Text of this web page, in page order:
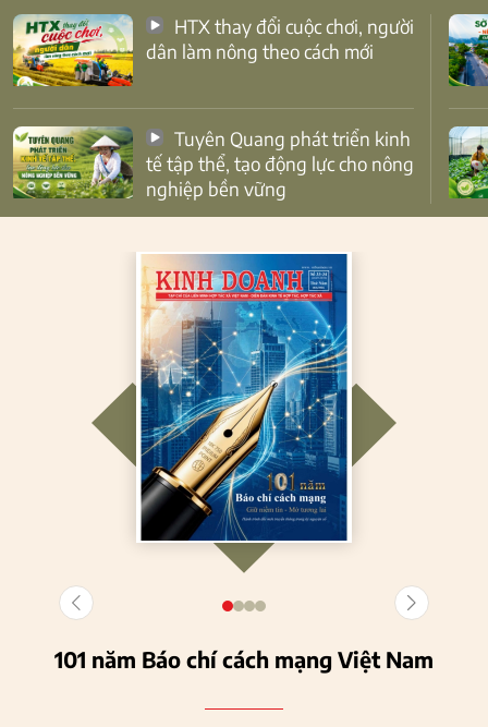
dân làm nông theo cách mới
tế tập thể, tạo động lực cho nông
nghiệp bền vững
101 năm Báo chí cách mạng Việt Nam